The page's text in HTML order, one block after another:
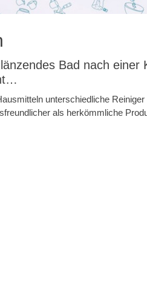
Bad nach einer
unterschiedliche Reiniger
als herkömmliche